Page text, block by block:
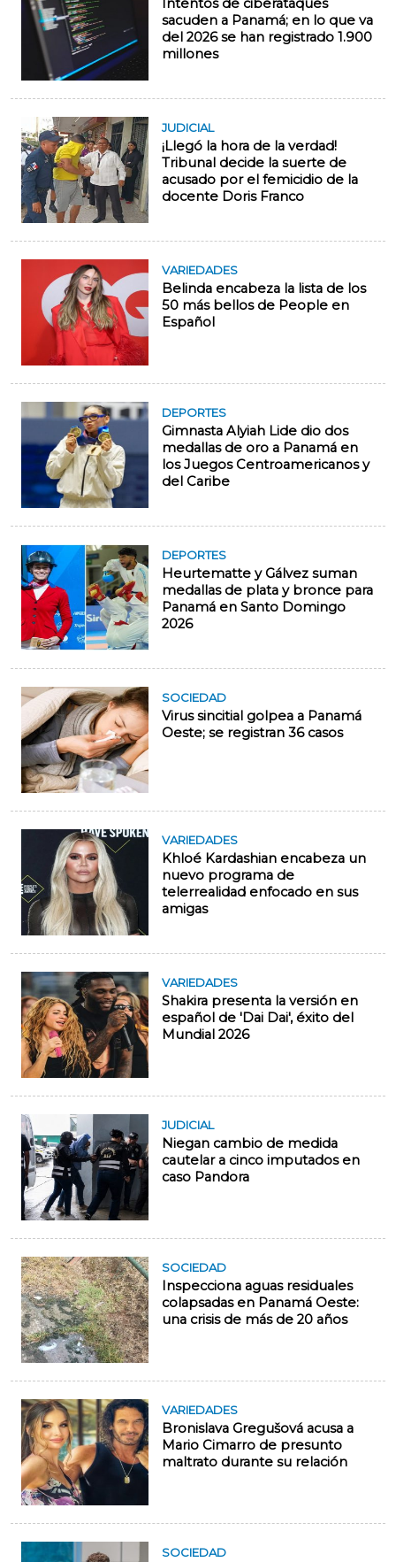
Intentos de ciberataques
sacuden a Panamá; en lo que va
del 2026 se han registrado 1.900
millones
JUDICIAL
¡Llegó la hora de la verdad!
Tribunal decide la suerte de
acusado por el femicidio de la
docente Doris Franco
VARIEDADES
Belinda encabeza la lista de los
50 más bellos de People en
Español
DEPORTES
Gimnasta Alyiah Lide dio dos
medallas de oro a Panamá en
los Juegos Centroamericanos y
del Caribe
DEPORTES
Heurtematte y Gálvez suman
medallas de plata y bronce para
Panamá en Santo Domingo
2026
SOCIEDAD
Virus sincitial golpea a Panamá
Oeste; se registran 36 casos
VARIEDADES
Khloé Kardashian encabeza un
nuevo programa de
telerrealidad enfocado en sus
amigas
VARIEDADES
Shakira presenta la versión en
español de 'Dai Dai', éxito del
Mundial 2026
JUDICIAL
Niegan cambio de medida
cautelar a cinco imputados en
caso Pandora
SOCIEDAD
Inspecciona aguas residuales
colapsadas en Panamá Oeste:
una crisis de más de 20 años
VARIEDADES
Bronislava Gregušová acusa a
Mario Cimarro de presunto
maltrato durante su relación
SOCIEDAD